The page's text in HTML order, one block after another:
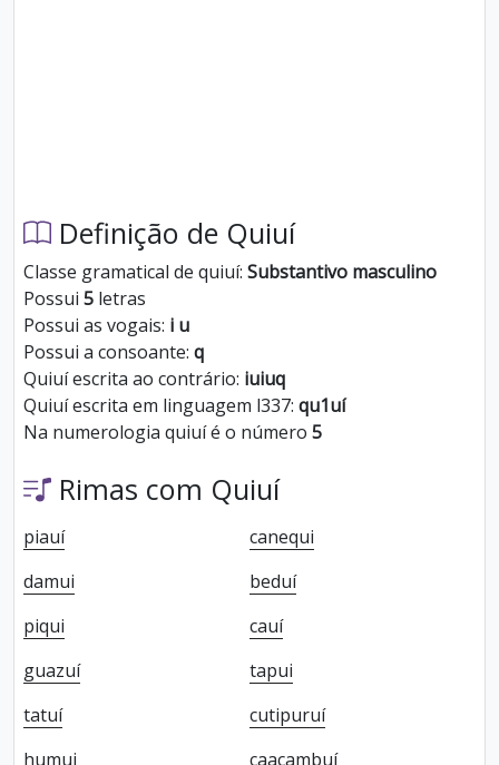
Definição de Quiuí
Classe gramatical de quiuí: Substantivo masculino
Possui 5 letras
Possui as vogais: i u
Possui a consoante: q
Quiuí escrita ao contrário: iuiuq
Quiuí escrita em linguagem l337: qu1uí
Na numerologia quiuí é o número 5
Rimas com Quiuí
piauí
canequi
damui
beduí
piqui
cauí
guazuí
tapui
tatuí
cutipuruí
humui
caacambuí